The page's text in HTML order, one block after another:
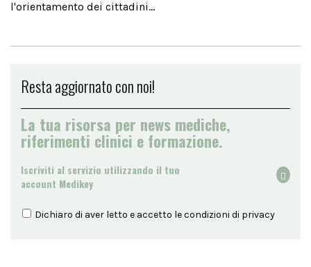
l'orientamento dei cittadini...
Resta aggiornato con noi!
La tua risorsa per news mediche,
riferimenti clinici e formazione.
Iscriviti al servizio utilizzando il tuo
account Medikey
Dichiaro di aver letto e accetto le condizioni di privacy